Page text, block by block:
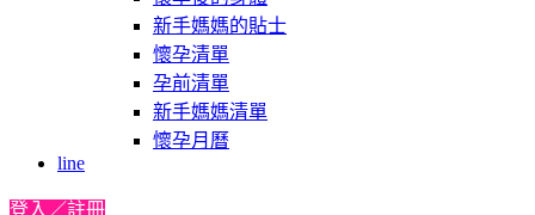
新手媽媽的貼士
懷孕清單
孕前清單
新手媽媽清單
懷孕月曆
line
登入／註冊